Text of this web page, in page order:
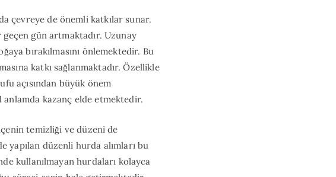
çevreye de önemli katkılar sunar.
gün artmaktadır. Uzunay
bırakılmasını önlemektedir. Bu
katkı sağlanmaktadır. Özellikle
açısından büyük önem
anlamda kazanç elde etmektedir.
temizliği ve düzeni de
yapılan düzenli hurda alımları bu
kullanılmayan hurdaları kolayca